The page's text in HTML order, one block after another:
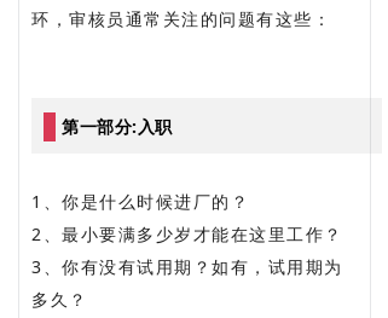
环，审核员通常关注的问题有这些：
第一部分:入职
1、你是什么时候进厂的？
2、最小要满多少岁才能在这里工作？
3、你有没有试用期？如有，试用期为
多久？